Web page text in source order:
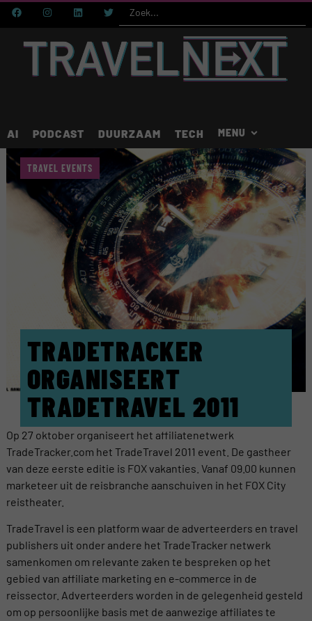
AI PODCAST DUURZAAM TECH
TRADETRACKER
ORGANISEERT
TRADETRAVEL 2011
TRAVEL EVENTS
Op 27 oktober organiseert het affiliatenetwerk
TradeTracker.com het TradeTravel 2011 event. De gastheer
van deze eerste editie is FOX vakanties. Vanaf 09.00 kunnen
marketeer uit de reisbranche aanschuiven in het FOX City
reistheater.
TradeTravel is een platform waar de adverteerders en travel
publishers uit onder andere het TradeTracker netwerk
samenkomen om relevante zaken te bespreken op het
gebied van affiliate marketing en e-commerce in de
reissector. Adverteerders worden in de gelegenheid gesteld
om op persoonlijke basis met de aanwezige affiliates te